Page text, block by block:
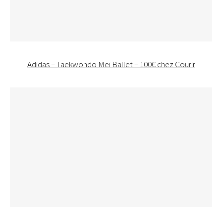
Adidas – Taekwondo Mei Ballet – 100€ chez Courir